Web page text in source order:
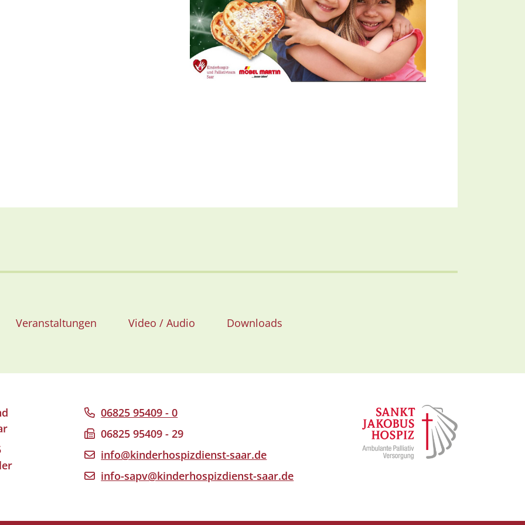
Veranstaltungen Video / Audio Downloads
06825 95409 - 0
06825 95409 - 29
info@kinderhospizdienst-saar.de
info-sapv@kinderhospizdienst-saar.de